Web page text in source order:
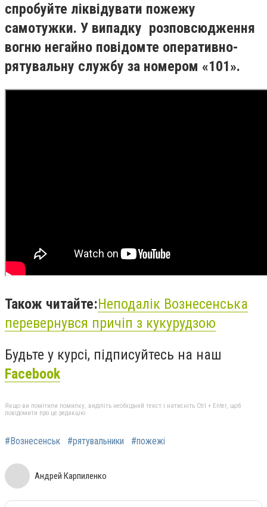
спробуйте ліквідувати пожежу
самотужки. У випадку розповсюдження
вогню негайно повідомте оперативно-
рятувальну службу за номером «101».
Також читайте:Неподалік Вознесенська
перевернувся причіп з кукурудзою
Будьте у курсі, підписуйтесь на наш
Facebook
Якщо ви помітили помилку, виділіть необхідний текст і натисніть Ctrl + Enter, щоб
повідомити про це редакцію
#Вознесенськ #рятувальники #пожежі
Андрей Карпиленко